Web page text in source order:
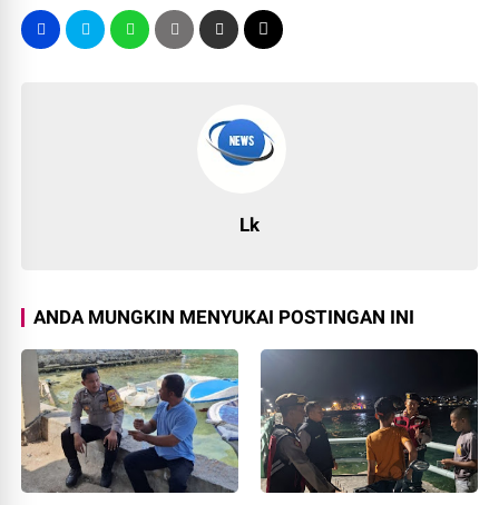
Lk
ANDA MUNGKIN MENYUKAI POSTINGAN INI